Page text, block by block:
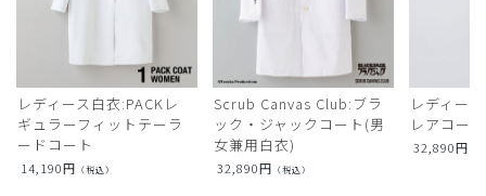
レディース白衣:PACKレ
ギュラーフィットテーラ
ードコート
14,190円 （税込）
Scrub Canvas Club:ブラ
ック・ジャックコート(男
女兼用白衣)
32,890円 （税込）
レディー
レアコート
32,890円